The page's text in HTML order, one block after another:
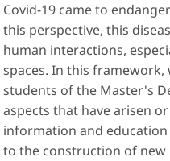
Covid-19 came to
this perspective, this
human interactions,
spaces. In this
students of the Master's
aspects that have arisen
information and
to the construction of